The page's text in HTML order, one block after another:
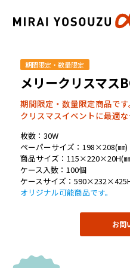
期間限定・数量限定
メリークリスマス
期間限定・数量限定商品で
クリスマスイベントに最適
枚数：30W
ペーパーサイズ：198×208(㎜)
商品サイズ：115×220×20H(
ケース入数：100個
ケースサイズ：
オリジナル可能商品です。
お問